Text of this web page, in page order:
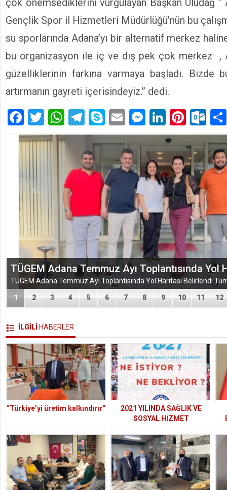
çok önemsediklerini vurgulayan Başkan Uludağ
Gençlik Spor il Hizmetleri Müdürlüğü’nün bu
su sporlarında Adana’yı bir alternatif merkez
bu organizasyon ile iç ve dış pek çok merkez ,
güzelliklerinin farkına varmaya başladı. Bizde
artırmanın gayreti içerisindeyiz.” dedi.
Facebook
Twitter
WhatsApp
Telegram
SkypeEmailMessenger
LinkedIn
EĞİTİM-BİR-SEN ADANA ŞUBESİ’NDEN
VEFA VE DAYANIŞMA ÇIKARMASI
1 2 3 4 5 6 7 8 9 10 11 12
İLGİLİ HABERLER
“Türkiye’yi üretim kalkındırır”
2021 YILINDA SAĞLIK VE
SOSYAL HİZMET
ÇALIŞANLARI NE İSTİYOR NE
BEKLİYOR?